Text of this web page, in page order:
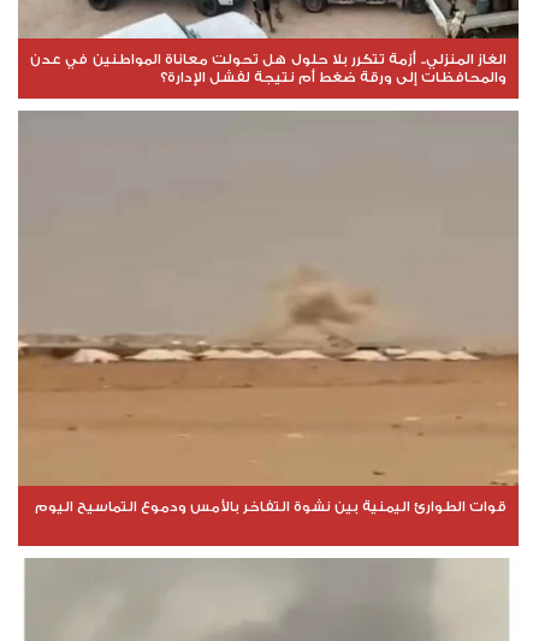
الغاز المنزلي.. أزمة تتكرر بلا حلول هل تحولت معاناة المواطنين في عدن
والمحافظات إلى ورقة ضغط أم نتيجة لفشل الإدارة؟
قوات الطوارئ اليمنية بين نشوة التفاخر بالأمس ودموع التماسيح اليوم